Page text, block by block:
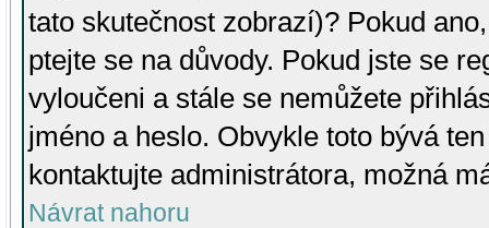
tato skutečnost zobrazí)? Pokud
ptejte se na důvody. Pokud jste se
vyloučeni a stále se nemůžete
jméno a heslo. Obvykle toto bývá
kontaktujte administrátora, možná
Návrat nahoru